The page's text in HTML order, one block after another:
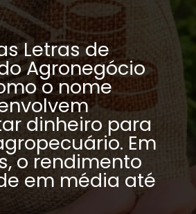
Letras de
Agronegócio
o nome
dinheiro para
Em
o rendimento
em média até